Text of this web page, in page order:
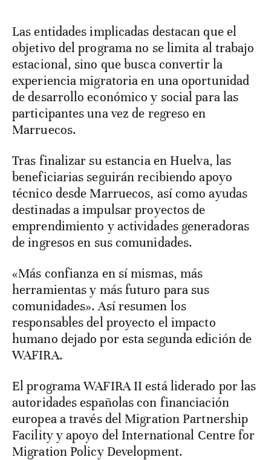
Las entidades implicadas destacan que el
objetivo del programa no se limita al trabajo
estacional, sino que busca convertir la
experiencia migratoria en una oportunidad
de desarrollo económico y social para las
participantes una vez de regreso en
Marruecos.
Tras finalizar su estancia en Huelva, las
beneficiarias seguirán recibiendo apoyo
técnico desde Marruecos, así como ayudas
destinadas a impulsar proyectos de
emprendimiento y actividades generadoras
de ingresos en sus comunidades.
«Más confianza en sí mismas, más
herramientas y más futuro para sus
comunidades». Así resumen los
responsables del proyecto el impacto
humano dejado por esta segunda edición de
WAFIRA.
El programa WAFIRA II está liderado por las
autoridades españolas con financiación
europea a través del Migration Partnership
Facility y apoyo del International Centre for
Migration Policy Development.